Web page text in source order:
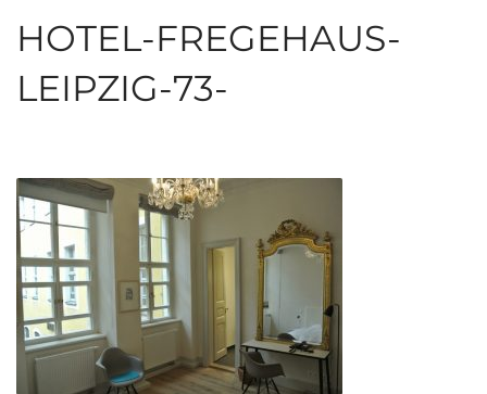
HOTEL-FREGEHAUS-
LEIPZIG-73-